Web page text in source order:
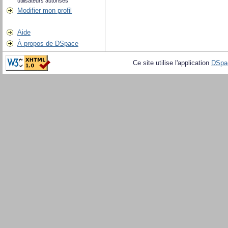
Modifier mon profil
Aide
À propos de DSpace
Ce site utilise l'application